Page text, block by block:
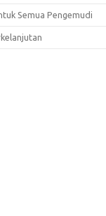
Semua Pengemudi